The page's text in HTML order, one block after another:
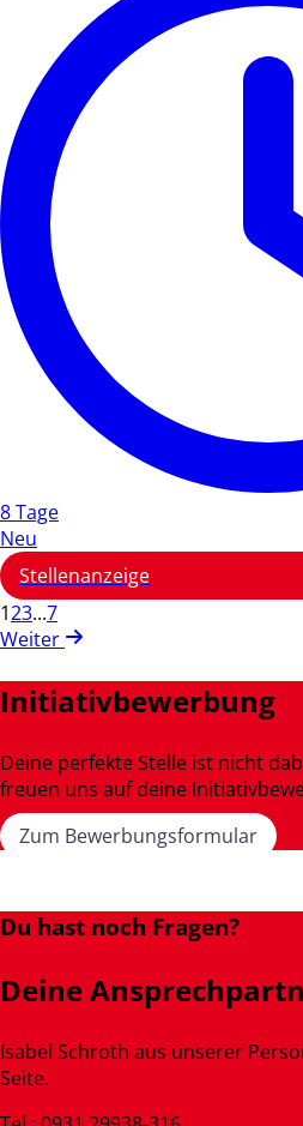
8 Tage
Neu
Stellenanzeige
123...7
Weiter
Initiativbewerbung
Deine perfekte Stelle ist nicht
freuen uns auf deine
Zum Bewerbungsformular
Du hast noch Fragen?
Deine
Isabel Schroth aus unserer
Seite.